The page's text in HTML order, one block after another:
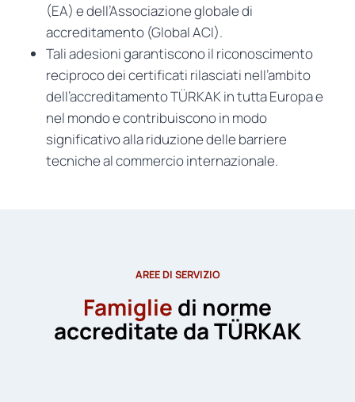
(EA) e dell’Associazione globale di
accreditamento (Global ACI).
Tali adesioni garantiscono il riconoscimento
reciproco dei certificati rilasciati nell’ambito
dell’accreditamento TÜRKAK in tutta Europa e
nel mondo e contribuiscono in modo
significativo alla riduzione delle barriere
tecniche al commercio internazionale.
AREE DI SERVIZIO
Famiglie di norme
accreditate da TÜRKAK